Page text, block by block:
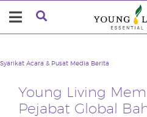
Syarikat Acara & Pusat Media Berita
Young Living
Pejabat Global